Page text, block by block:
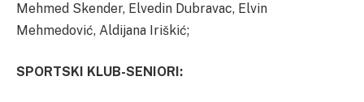
Mehmed Skender, Elvedin Dubravac, Elvin
Mehmedović, Aldijana Iriškić;
SPORTSKI KLUB-SENIORI: